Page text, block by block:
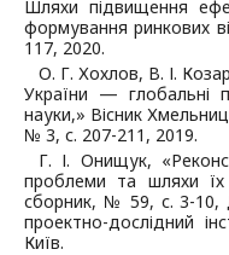
Шляхи підвищення
формування ринкових
117, 2020.
О. Г. Хохлов, В. І.
України ― глобальні
науки,» Вісник
№ 3, с. 207-211, 2019.
Г. І. Онищук,
проблеми та шляхи їх
сборник, № 59, с. 3-10,
проектно-дослідний
Київ.